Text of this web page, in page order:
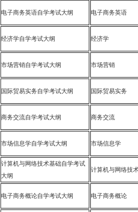
电子商务英语自学考试大纲 电子商务英语
经济学自学考试大纲 经济学
市场营销自学考试大纲 市场营销
国际贸易实务自学考试大纲 国际贸易实务
商务交流自学考试大纲 商务交流
市场信息学自学考试大纲 市场信息学
计算机与网络技术基础自学考试
大纲
计算机与网络技
电子商务概论自学考试大纲 电子商务概论